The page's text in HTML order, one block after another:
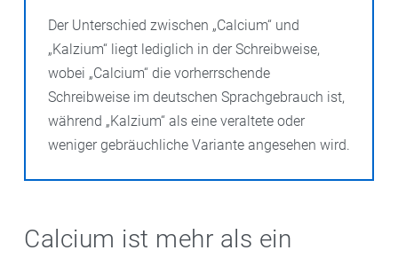
Der Unterschied zwischen „Calcium“ und
„Kalzium“ liegt lediglich in der Schreibweise,
wobei „Calcium“ die vorherrschende
Schreibweise im deutschen Sprachgebrauch ist,
während „Kalzium“ als eine veraltete oder
weniger gebräuchliche Variante angesehen wird.
Calcium ist mehr als ein